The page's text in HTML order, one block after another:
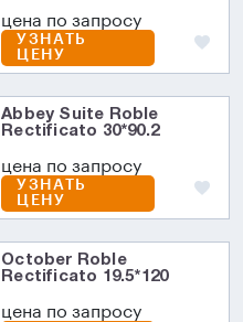
цена по запросу
УЗНАТЬ
ЦЕНУ
Abbey Suite Roble
Rectificato 30*90.2
цена по запросу
УЗНАТЬ
ЦЕНУ
October Roble
Rectificato 19.5*120
цена по запросу